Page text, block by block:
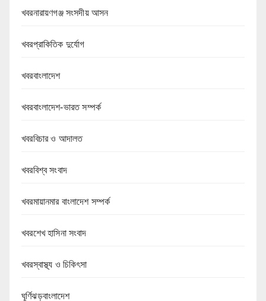
খবরনারায়ণগঞ্জ সংসদীয় আসন
খবরপ্রাকিতিক দুর্যোগ
খবরবাংলাদেশ
খবরবাংলাদেশ-ভারত সম্পর্ক
খবরবিচার ও আদালত
খবরবিশ্ব সংবাদ
খবরমায়ানমার বাংলাদেশ সম্পর্ক
খবরশেখ হাসিনা সংবাদ
খবরস্বাস্থ্য ও চিকিৎসা
ঘূর্ণিঝড়বাংলাদেশ